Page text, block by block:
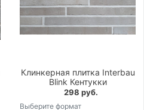
Клинкерная плитка Interbau
Blink Кентукки
298 руб.
Выберите формат